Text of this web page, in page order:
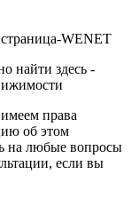
WENET
найти здесь -
права
об этом
на любые вопросы
если вы